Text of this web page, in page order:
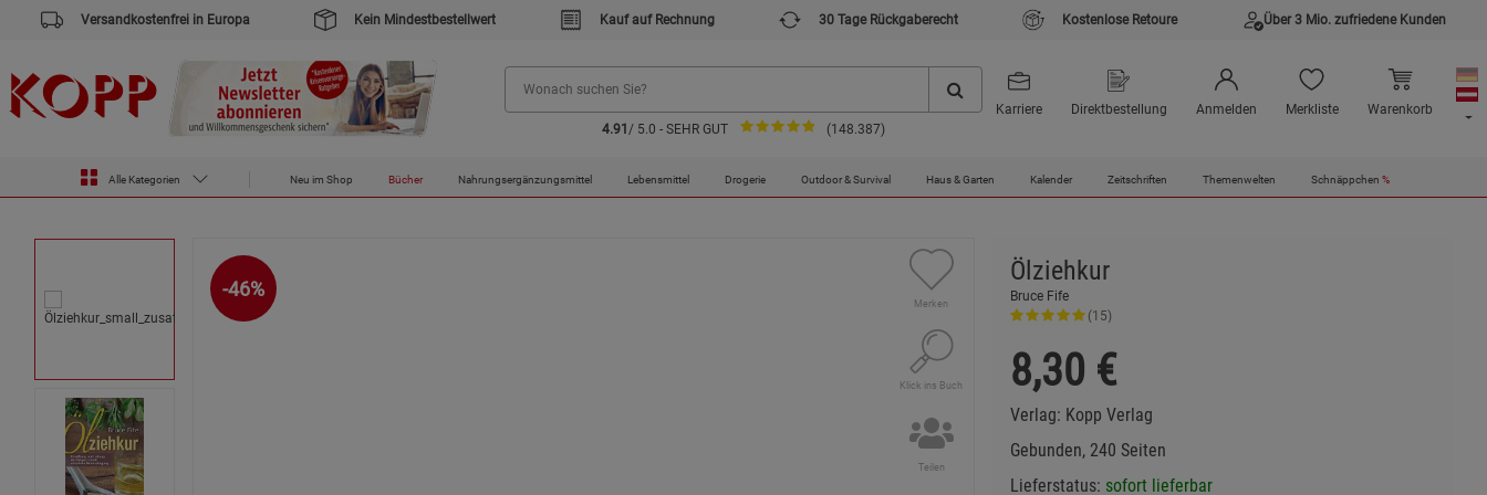
Versandkostenfrei in Europa Kein Mindestbestellwert Kauf auf Rechnung 30 Tage Rückgaberecht Kostenlose Retoure Über 3 Mio. zufriedene Kunden
4.91 / 5.0 - SEHR GUT (148.387)
Karriere Direktbestellung Anmelden Merkliste Warenkorb
Alle Kategorien Neu im Shop Bücher Nahrungsergänzungsmittel Lebensmittel Drogerie Outdoor & Survival Haus & Garten Kalender Zeitschriften Themenwelten Schnäppchen %
Zur Startseite des Kopp Verlag Online-Shop
Bücher Medizin & Gesundheit Ölziehkur
-46%
Merken
Klick ins Buch
Teilen
Ölziehkur
Bruce Fife
(15)
8,30 €
Verlag: Kopp Verlag
Gebunden, 240 Seiten
Lieferstatus: sofort lieferbar